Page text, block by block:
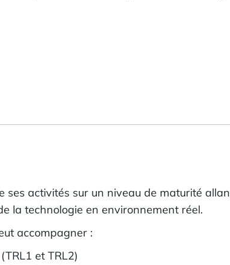
ses activités sur un niveau de maturité
la technologie en environnement réel.
accompagner :
et TRL2)